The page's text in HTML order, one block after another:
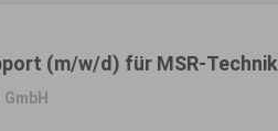
(m/w/d) für MSR-Technik